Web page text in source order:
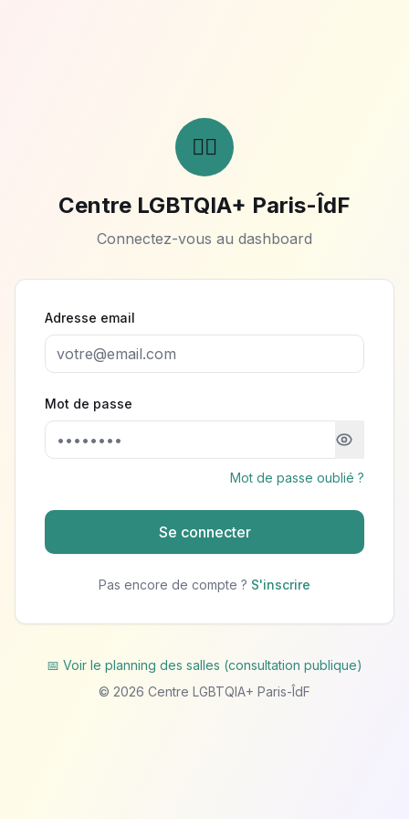
🏳️‍🌈
Centre LGBTQIA+ Paris-ÎdF
Connectez-vous au dashboard
Adresse email
Mot de passe
Mot de passe oublié ?
Se connecter
Pas encore de compte ? S'inscrire
📅 Voir le planning des salles (consultation publique)
© 2026 Centre LGBTQIA+ Paris-ÎdF